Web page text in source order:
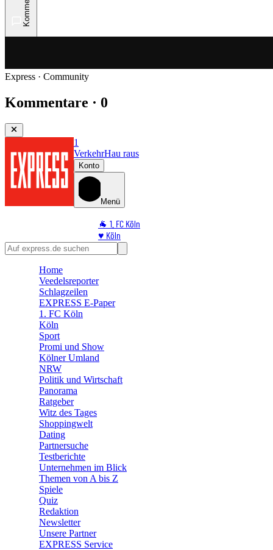
Express · Community
Kommentare · 0
1
VerkehrHau raus
Konto
Menü
🐐 1. FC Köln
♥️ Köln
⭐ Promi
🛒 Shoppingwelt
Home
Veedelsreporter
Schlagzeilen
EXPRESS E-Paper
1. FC Köln
Köln
Sport
Promi und Show
Kölner Umland
NRW
Politik und Wirtschaft
Panorama
Ratgeber
Witz des Tages
Shoppingwelt
Dating
Partnersuche
Testberichte
Unternehmen im Blick
Themen von A bis Z
Spiele
Quiz
Redaktion
Newsletter
Unsere Partner
EXPRESS Service